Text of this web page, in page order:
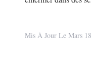
Mis À Jour Le Mars